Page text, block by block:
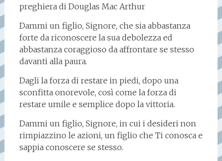
preghiera di Douglas Mac Arthur
Dammi un figlio, Signore, che sia abbastanza
forte da riconoscere la sua debolezza ed
abbastanza coraggioso da affrontare se stesso
davanti alla paura.
Dagli la forza di restare in piedi, dopo una
sconfitta onorevole, così come la forza di
restare umile e semplice dopo la vittoria.
Dammi un figlio, Signore, in cui i desideri non
rimpiazzino le azioni, un figlio che Ti conosca e
sappia conoscere se stesso.